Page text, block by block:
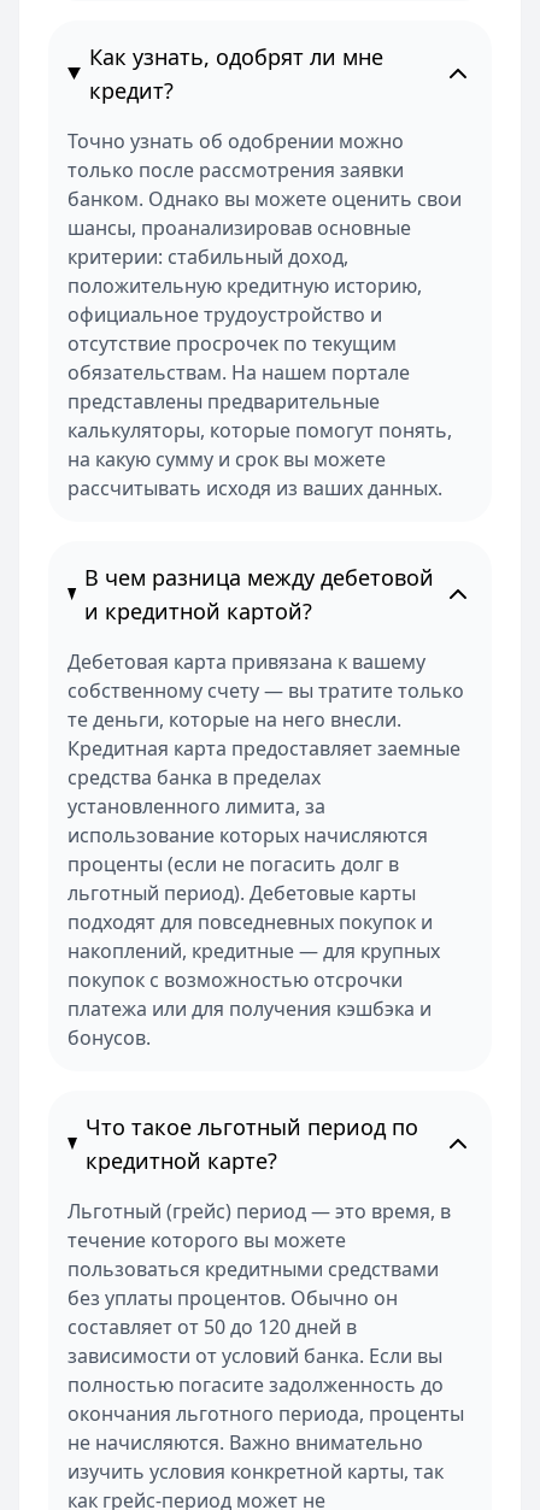
Как узнать, одобрят ли мне
кредит?
Точно узнать об одобрении можно
только после рассмотрения заявки
банком. Однако вы можете оценить свои
шансы, проанализировав основные
критерии: стабильный доход,
положительную кредитную историю,
официальное трудоустройство и
отсутствие просрочек по текущим
обязательствам. На нашем портале
представлены предварительные
калькуляторы, которые помогут понять,
на какую сумму и срок вы можете
рассчитывать исходя из ваших данных.
В чем разница между дебетовой
и кредитной картой?
Дебетовая карта привязана к вашему
собственному счету — вы тратите только
те деньги, которые на него внесли.
Кредитная карта предоставляет заемные
средства банка в пределах
установленного лимита, за
использование которых начисляются
проценты (если не погасить долг в
льготный период). Дебетовые карты
подходят для повседневных покупок и
накоплений, кредитные — для крупных
покупок с возможностью отсрочки
платежа или для получения кэшбэка и
бонусов.
Что такое льготный период по
кредитной карте?
Льготный (грейс) период — это время, в
течение которого вы можете
пользоваться кредитными средствами
без уплаты процентов. Обычно он
составляет от 50 до 120 дней в
зависимости от условий банка. Если вы
полностью погасите задолженность до
окончания льготного периода, проценты
не начисляются. Важно внимательно
изучить условия конкретной карты, так
как грейс-период может не